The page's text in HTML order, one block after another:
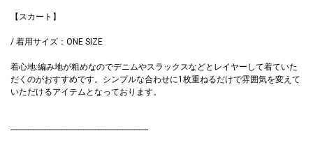
【スカート】
/ 着用サイズ：ONE SIZE
着心地:編み地が粗めなのでデニムやスラックスなどとレイヤーして着ていた
だくのがおすすめです。シンプルな合わせに1枚重ねるだけで雰囲気を変えて
いただけるアイテムとなっております。
------------------------------------------------------------------